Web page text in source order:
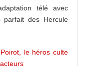
télé avec
parfait des Hercule
le héros culte